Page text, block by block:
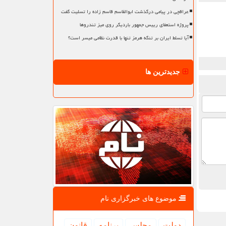
عراقچی در پیامی درگذشت ابوالقاسم قاسم زاده را تسلیت گفت
پروژه استعفای رییس جمهور باردیگر روی میز تندروها
آیا تسلط ایران بر تنگه هرمز تنها با قدرت نظامی میسر است؟
جدیدترین ها
موضوع های خبرگزاری نام